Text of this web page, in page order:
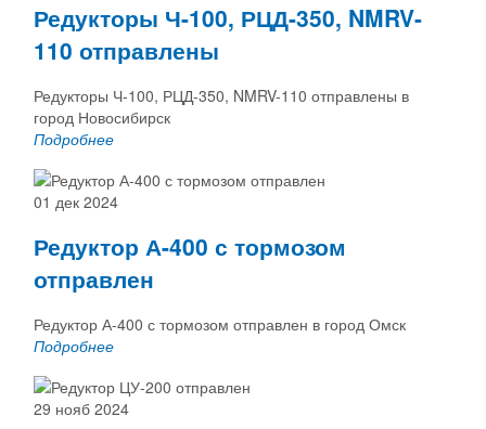
Редукторы Ч-100, РЦД-350, NMRV-
110 отправлены
Редукторы Ч-100, РЦД-350, NMRV-110 отправлены в
город Новосибирск
Подробнее
01 дек 2024
Редуктор А-400 с тормозом
отправлен
Редуктор А-400 с тормозом отправлен в город Омск
Подробнее
29 нояб 2024